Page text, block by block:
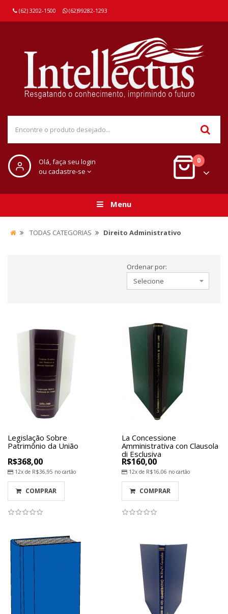
(62) 3202-1500 (62)99282-1293
Olá, faça seu login
ou cadastre-se
0
Menu
TODAS CATEGORIAS Direito Administrativo
Ordenar por:
Legislação Sobre
Patrimônio da União
R$368,00
12x de R$36,95 no cartão
COMPRAR
La Concessione
Amministrativa con Clausola
di Esclusiva
R$160,00
12x de R$16,06 no cartão
COMPRAR